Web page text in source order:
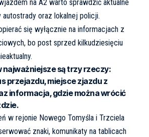
na A2 warto sprawdzić aktualne
autostrady oraz lokalnej policji.
się wyłącznie na informacjach z
bo post sprzed kilkudziesięciu
najważniejsze są trzy rzeczy:
przejazdu, miejsce zjazdu z
informacja, gdzie można wrócić
w rejonie Nowego Tomyśla i Trzciela
znaki, komunikaty na tablicach